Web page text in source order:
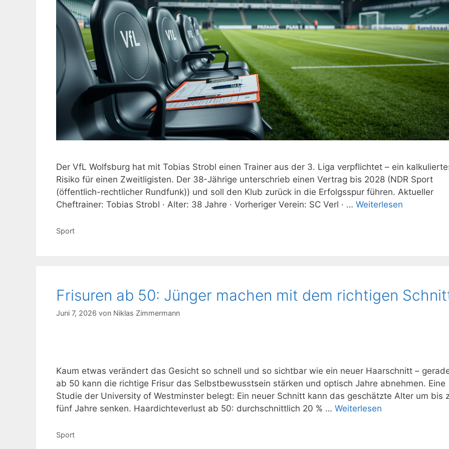
Der VfL Wolfsburg hat mit Tobias Strobl einen Trainer aus der 3. Liga verpflichtet – ein
Risiko für einen Zweitligisten. Der 38-Jährige unterschrieb einen Vertrag bis 2028 (NDR Sport
(öffentlich-rechtlicher Rundfunk)) und soll den Klub zurück in die Erfolgsspur führen. Aktueller
Cheftrainer: Tobias Strobl · Alter: 38 Jahre · Vorheriger Verein: SC Verl · … Weiterlesen
Kategorien
Sport
Frisuren ab 50: Jünger machen mit dem richtigen
Juni 7, 2026 von Niklas Zimmermann
Kaum etwas verändert das Gesicht so schnell und so sichtbar wie ein neuer Haarschnitt –
ab 50 kann die richtige Frisur das Selbstbewusstsein stärken und optisch Jahre abnehmen. Eine
Studie der University of Westminster belegt: Ein neuer Schnitt kann das geschätzte Alter um bis
fünf Jahre senken. Haardichteverlust ab 50: durchschnittlich 20 % … Weiterlesen
Kategorien
Sport